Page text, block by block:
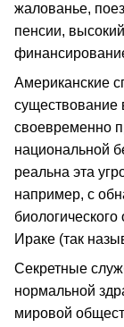
жалованье,
пенсии,
Американские
своевременно
национальной
реальна эта
например, с
Ираке (так
Секретные
нормальной
мировой